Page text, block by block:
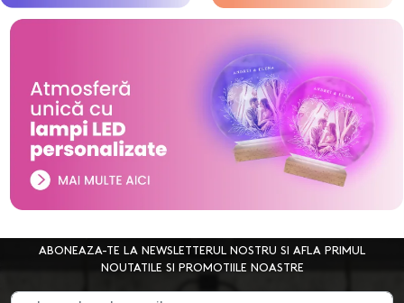
ABONEAZA-TE LA NEWSLETTERUL NOSTRU SI AFLA PRIMUL
NOUTATILE SI PROMOTIILE NOASTRE